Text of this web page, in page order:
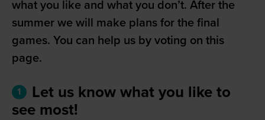
what you like and what you don’t. After the
summer we will make plans for the final
games. You can help us by voting on this
page.
1
Let us know what you like to
see most!